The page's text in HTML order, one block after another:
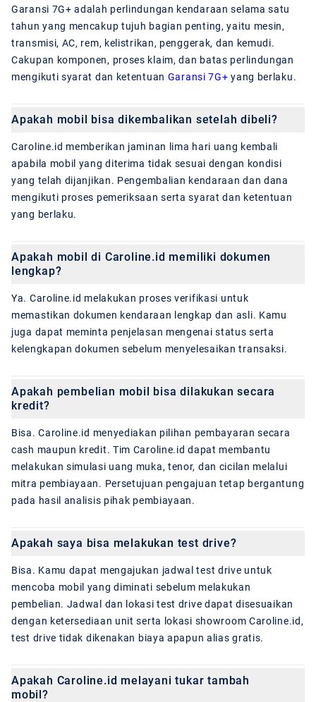
Garansi 7G+ adalah perlindungan kendaraan selama satu
tahun yang mencakup tujuh bagian penting, yaitu mesin,
transmisi, AC, rem, kelistrikan, penggerak, dan kemudi.
Cakupan komponen, proses klaim, dan batas perlindungan
mengikuti syarat dan ketentuan Garansi 7G+ yang berlaku.
Apakah mobil bisa dikembalikan setelah dibeli?
Caroline.id memberikan jaminan lima hari uang kembali
apabila mobil yang diterima tidak sesuai dengan kondisi
yang telah dijanjikan. Pengembalian kendaraan dan dana
mengikuti proses pemeriksaan serta syarat dan ketentuan
yang berlaku.
Apakah mobil di Caroline.id memiliki dokumen
lengkap?
Ya. Caroline.id melakukan proses verifikasi untuk
memastikan dokumen kendaraan lengkap dan asli. Kamu
juga dapat meminta penjelasan mengenai status serta
kelengkapan dokumen sebelum menyelesaikan transaksi.
Apakah pembelian mobil bisa dilakukan secara
kredit?
Bisa. Caroline.id menyediakan pilihan pembayaran secara
cash maupun kredit. Tim Caroline.id dapat membantu
melakukan simulasi uang muka, tenor, dan cicilan melalui
mitra pembiayaan. Persetujuan pengajuan tetap bergantung
pada hasil analisis pihak pembiayaan.
Apakah saya bisa melakukan test drive?
Bisa. Kamu dapat mengajukan jadwal test drive untuk
mencoba mobil yang diminati sebelum melakukan
pembelian. Jadwal dan lokasi test drive dapat disesuaikan
dengan ketersediaan unit serta lokasi showroom Caroline.id,
test drive tidak dikenakan biaya apapun alias gratis.
Apakah Caroline.id melayani tukar tambah
mobil?